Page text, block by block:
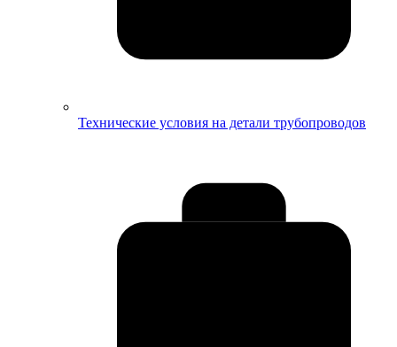
Технические условия на детали трубопроводов